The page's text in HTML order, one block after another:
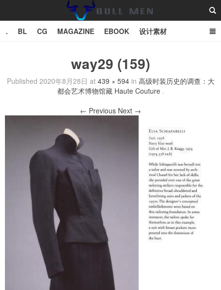
Bull Man斗牛士
. BL CG MAGAZINE EBOOK 设计素材
way29 (159)
Published 2020年8月28日 at 439 × 594in 高级时装历史的调查：大
都会艺术博物馆藏 Haute Couture .
← Previous Next →